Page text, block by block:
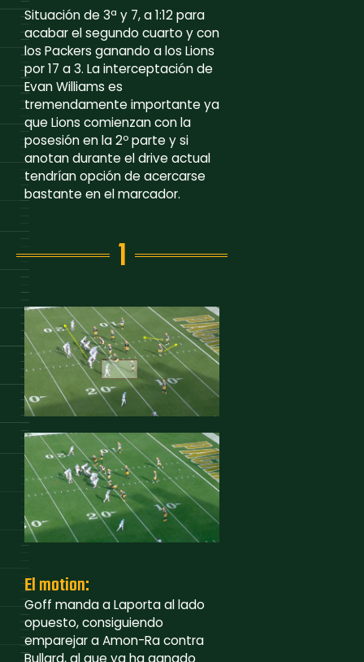
Situación de 3ª y 7, a 1:12 para
acabar el segundo cuarto y con
los Packers ganando a los Lions
por 17 a 3. La interceptación de
Evan Williams es
tremendamente importante ya
que Lions comienzan con la
posesión en la 2º parte y si
anotan durante el drive actual
tendrían opción de acercarse
bastante en el marcador.
1
El motion:
Goff manda a Laporta al lado
opuesto, consiguiendo
emparejar a Amon-Ra contra
Bullard, al que ya ha ganado